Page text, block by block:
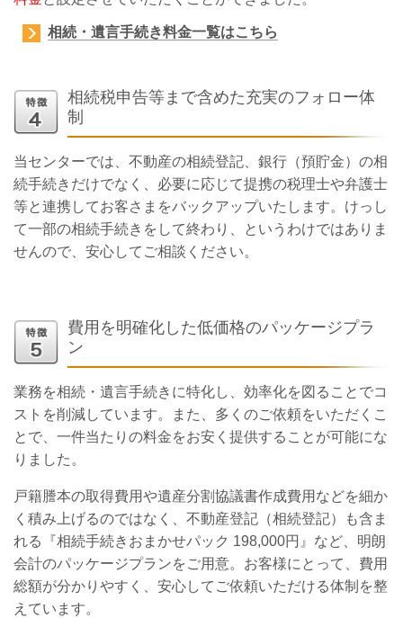
相続・遺言手続き料金一覧はこちら
相続税申告等まで含めた充実のフォロー体
制
当センターでは、不動産の相続登記、銀行（預貯金）の相
続手続きだけでなく、必要に応じて提携の税理士や弁護士
等と連携してお客さまをバックアップいたします。けっし
て一部の相続手続きをして終わり、というわけではありま
せんので、安心してご相談ください。
費用を明確化した低価格のパッケージプラ
ン
業務を相続・遺言手続きに特化し、効率化を図ることでコ
ストを削減しています。また、多くのご依頼をいただくこ
とで、一件当たりの料金をお安く提供することが可能にな
りました。
戸籍謄本の取得費用や遺産分割協議書作成費用などを細か
く積み上げるのではなく、不動産登記（相続登記）も含ま
れる『相続手続きおまかせパック 198,000円』など、明朗
会計のパッケージプランをご用意。お客様にとって、費用
総額が分かりやすく、安心してご依頼いただける体制を整
えています。